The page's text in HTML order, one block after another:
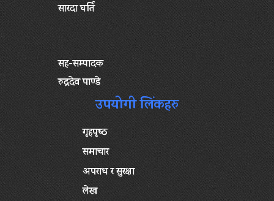
सारदा घर्ति
सह-सम्पादक
रुद्रदेव पाण्डे
उपयोगी लिंकहरु
गृहपृष्‍ठ
समाचार
अपराध र सुरक्षा
लेख